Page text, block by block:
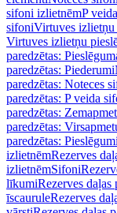
sifoni izlietnēmP
sifoniVirtuves izlietņu
Virtuves izlietņu
paredzētas:
paredzētas: Piederumi
paredzētas: Noteces
paredzētas: P veida
paredzētas:
paredzētas:
paredzētas: Pieslēgumi
izlietnēmRezerves
izlietnēmSifoni
līkumiRezerves daļas
īscauruleRezerves